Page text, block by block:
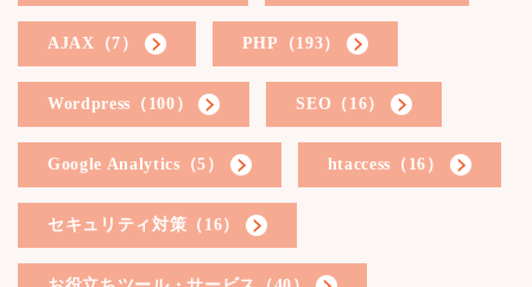
AJAX（7） PHP（193）
Wordpress（100） SEO（16）
Google Analytics（5） htaccess（16）
セキュリティ対策（16）